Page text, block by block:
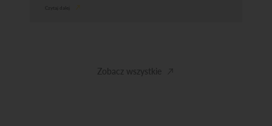
Zobacz wszystkie